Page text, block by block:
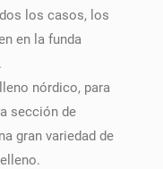
los casos, los
en la funda
nórdico, para
sección de
gran variedad de